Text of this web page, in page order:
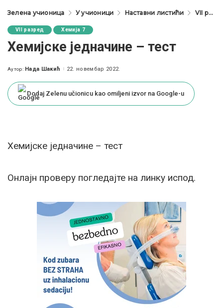
Зелена учионица У учионици Наставни листићи VII разред
VII разред Хемија 7
Хемијске једначине – тест
Posted
Аутор: Нада Шакић 22. новембар 2022.
Dodaj Zelenu učionicu kao omiljeni izvor na Google-u
Хемијске једначине – тест
Онлајн проверу погледајте на линку испод.